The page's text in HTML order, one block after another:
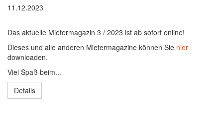
11.12.2023
Das aktuelle Mietermagazin 3 / 2023 ist ab sofort online!
Dieses und alle anderen Mietermagazine können Sie hier
downloaden.
Viel Spaß beim...
Details